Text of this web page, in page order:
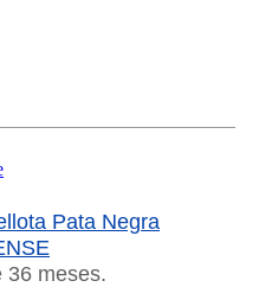
Pata Negra
36 meses.